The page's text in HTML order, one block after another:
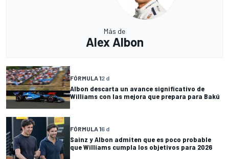
Más de
Alex Albon
FÓRMULA 12 d
Albon descarta un avance significativo de
Williams con las mejora que prepara para Bakú
FÓRMULA 16 d
Sainz y Albon admiten que es poco probable
que Williams cumpla los objetivos para 2026